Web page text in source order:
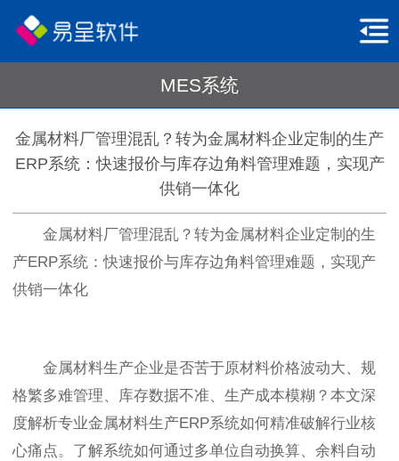
MES系统
金属材料厂管理混乱？转为金属材料企业定制的生产
ERP系统：快速报价与库存边角料管理难题，实现产
供销一体化
金属材料厂管理混乱？转为金属材料企业定制的生
产ERP系统：快速报价与库存边角料管理难题，实现产
供销一体化
金属材料生产企业是否苦于原材料价格波动大、规
格繁多难管理、库存数据不准、生产成本模糊？本文深
度解析专业金属材料生产ERP系统如何精准破解行业核
心痛点。了解系统如何通过多单位自动换算、余料自动